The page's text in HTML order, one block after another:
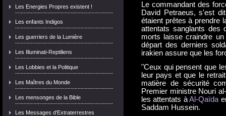
Les Energies Propres existent !
Les enfants Indigos
Les guerriers de la Lumière
Les Illuminati-Reptiliens
Les Lobbies et la Politique
Les Maîtres du Monde
Les mensonges de la Bible
Les Messages d'Extraterrestres
Le commandant des
David Petraeus, s'est
étaient prêtes à prendre
attentats sanglants des
morts laisse craindre
départ des derniers
irakien assure que les
"Ceux qui pensent que
leur pays et que le
matière de sécurité
Premier ministre Nouri
les attentats àAl-Qaïda
Saddam Hussein.